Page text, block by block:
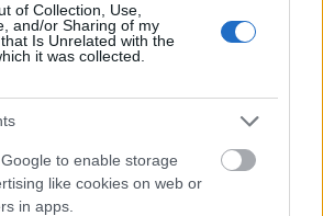
of Collection, Use,
and/or Sharing of my
Is Unrelated with the
it was collected.
to enable storage
like cookies on web or
in apps.
Molly Southbourne? És mit hagyott
pince. Egy vérrel írt név.
testek, melyek közül egy
egy sor szabály, melyek többé
Southbourne életben van. Ha
akkor menekülnie és…